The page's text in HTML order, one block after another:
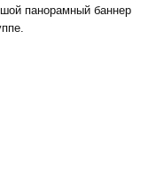
панорамный баннер